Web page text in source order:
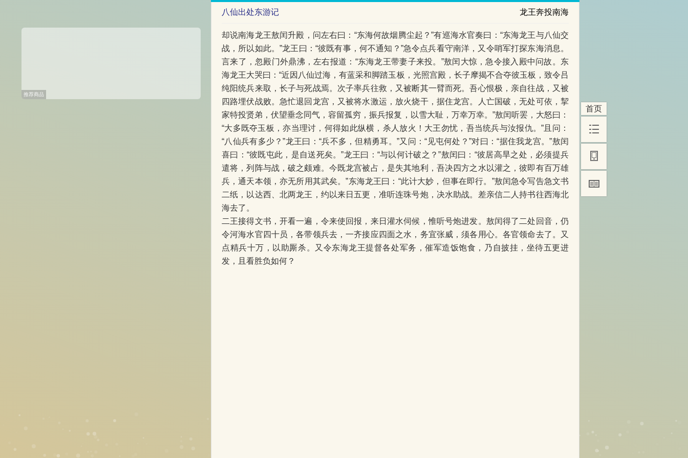
首页
八仙出处东游记 龙王奔投南海
却说南海龙王敖闰升殿，问左右曰：“东海何故烟腾尘起？”有巡海水官奏曰：“东海龙王与八仙交
战，所以如此。”龙王曰：“彼既有事，何不通知？”急令点兵看守南洋，又令哨军打探东海消息。
言来了，忽殿门外鼎沸，左右报道：“东海龙王带妻子来投。”敖闰大惊，急令接入殿中问故。东
海龙王大哭曰：“近因八仙过海，有蓝采和脚踏玉板，光照宫殿，长子摩揭不合夺彼玉板，致令吕
纯阳统兵来取，长子与死战焉。次子率兵往救，又被断其一臂而死。吾心恨极，亲自往战，又被
四路埋伏战败。急忙退回龙宫，又被将水激运，放火烧干，据住龙宫。人亡国破，无处可依，挈
家特投贤弟，伏望垂念同气，容留孤穷，振兵报复，以雪大耻，万幸万幸。”敖闰听罢，大怒曰：
“大多既夺玉板，亦当理讨，何得如此纵横，杀人放火！大王勿忧，吾当统兵与汝报仇。”且问：
“八仙兵有多少？”龙王曰：“兵不多，但精勇耳。”又问：“见屯何处？”对曰：“据住我龙宫。”敖闰
喜曰：“彼既屯此，是自送死矣。”龙王曰：“与以何计破之？”敖闰曰：“彼居高旱之处，必须提兵
遣将，列阵与战，破之颇难。今既龙宫被占，是失其地利，吾决四方之水以灌之，彼即有百万雄
兵，通天本领，亦无所用其武矣。”东海龙王曰：“此计大妙，但事在即行。”敖闰急令写告急文书
二纸，以达西、北两龙王，约以来日五更，准听连珠号炮，决水助战。差亲信二人持书往西海北
海去了。
二王接得文书，开看一遍，令来使回报，来日灌水伺候，惟听号炮进发。敖闰得了二处回音，仍
令河海水官四十员，各带领兵去，一齐接应四面之水，务宜张威，须各用心。各官领命去了。又
点精兵十万，以助厮杀。又令东海龙王提督各处军务，催军造饭饱食，乃自披挂，坐待五更进
发，且看胜负如何？
推荐商品